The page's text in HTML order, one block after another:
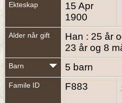
Ekteskap
15 Apr
1900
Alder når gift
Han : 25 år
23 år og 8
Barn 5 barn
Famile ID F883